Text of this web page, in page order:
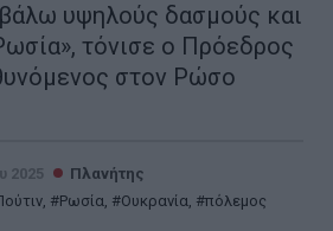
υψηλούς δασμούς και
τόνισε ο Πρόεδρος
στον Ρώσο
2025
Πλανήτης
, Ρωσία, Ουκρανία, πόλεμος